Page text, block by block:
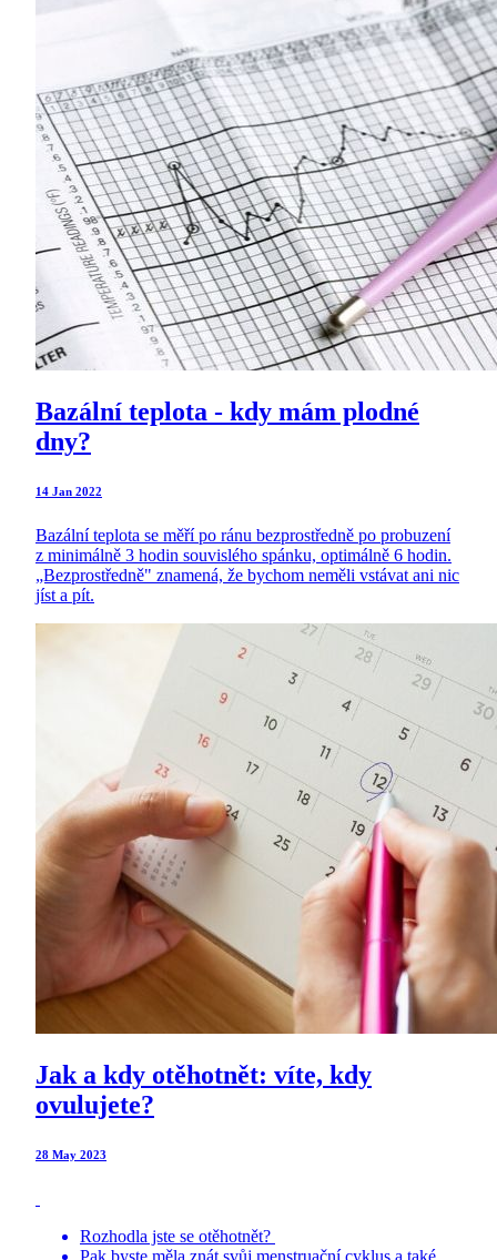
Bazální teplota - kdy mám plodné
dny?
14 Jan 2022
Bazální teplota se měří po ránu bezprostředně po probuzení
z minimálně 3 hodin souvislého spánku, optimálně 6 hodin.
„Bezprostředně" znamená, že bychom neměli vstávat ani nic
jíst a pít.
Jak a kdy otěhotnět: víte, kdy
ovulujete?
28 May 2023
Rozhodla jste se otěhotnět?
Pak byste měla znát svůj menstruační cyklus a také